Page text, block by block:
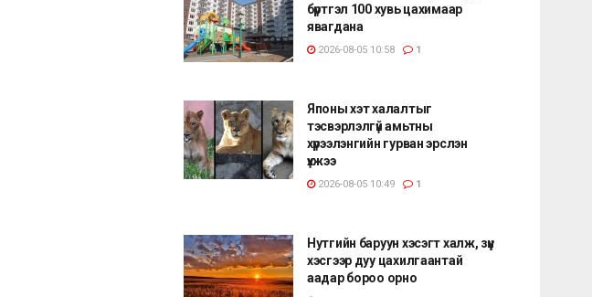
бүртгэл 100 хувь цахимаар
явагдана
2026-08-05 10:58 1
Японы хэт халалтыг
тэсвэрлэлгүй амьтны
хүрээлэнгийн гурван эрслэн
үхжээ
2026-08-05 10:49 1
Нутгийн баруун хэсэгт халж, зүүн
хэсгээр дуу цахилгаантай
аадар бороо орно